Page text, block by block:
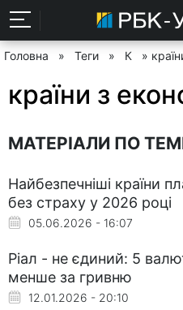
Головна » Теги » К »
країни з
МАТЕРІАЛИ ПО
Найбезпечніші країни
без страху у 2026 році
05.06.2026 - 16:07
Ріал - не єдиний: 5
менше за гривню
12.01.2026 - 20:10